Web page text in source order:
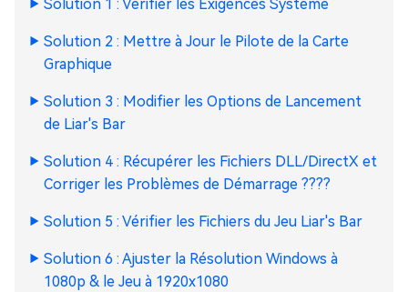
Solution 1 : Vérifier les Exigences Système
Solution 2 : Mettre à Jour le Pilote de la Carte
Graphique
Solution 3 : Modifier les Options de Lancement
de Liar's Bar
Solution 4 : Récupérer les Fichiers DLL/DirectX et
Corriger les Problèmes de Démarrage ????
Solution 5 : Vérifier les Fichiers du Jeu Liar's Bar
Solution 6 : Ajuster la Résolution Windows à
1080p & le Jeu à 1920x1080